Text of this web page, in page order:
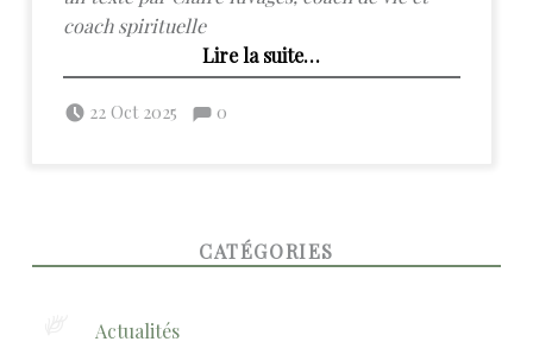
coach spirituelle
Lire la suite“La ronde des tournesols : une rentrée sous le signe du SOI”
…
22 Oct 2025 admin Commentaires : %s
0
CATÉGORIES
Actualités